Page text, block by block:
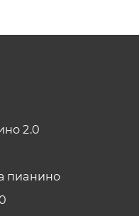
2.0
пианино